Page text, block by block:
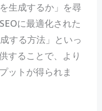
生成するか」を尋
に最適化された
する方法」といっ
することで、より
ットが得られま